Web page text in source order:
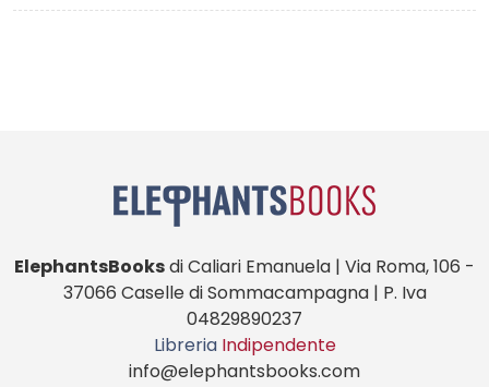
ElephantsBooksdi Caliari Emanuela | Via Roma, 106 -
37066 Caselle di Sommacampagna | P. Iva
04829890237
Libreria Indipendente
info@elephantsbooks.com